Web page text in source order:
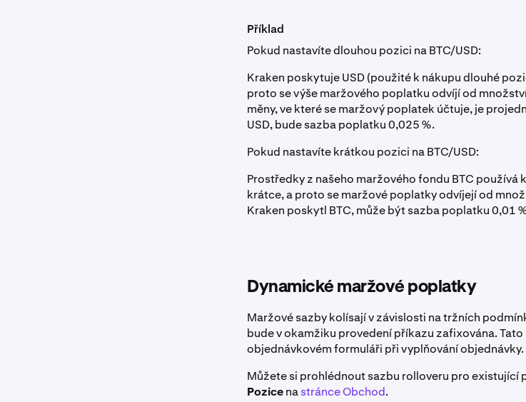
Příklad
Pokud nastavíte dlouhou pozici na BTC/USD:
Kraken poskytuje USD (použité k nákupu dlouhé
proto se výše maržového poplatku odvíjí od
měny, ve které se maržový poplatek účtuje, je
USD, bude sazba poplatku 0,025 %.
Pokud nastavíte krátkou pozici na BTC/USD:
Prostředky z našeho maržového fondu BTC používá
krátce, a proto se maržové poplatky odvíjejí od
Kraken poskytl BTC, může být sazba poplatku 0,01
Dynamické maržové poplatky
Maržové sazby kolísají v závislosti na tržních
bude v okamžiku provedení příkazu zafixována.
objednávkovém formuláři při vyplňování objednávky.
Můžete si prohlédnout sazbu rolloveru pro existující
Pozicenastránce Obchod.